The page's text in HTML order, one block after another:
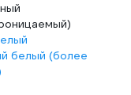
белый (более